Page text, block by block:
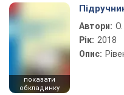
показати
обкладинку
Автори: О.
Рік: 2018
Опис: